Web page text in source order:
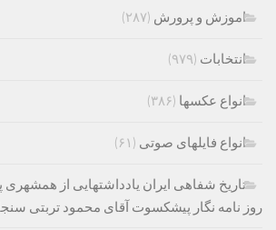
اموزش و پرورش (۲۸۷)
انتخابات (۹۷۹)
انواع عکسها (۳۸۶)
انواع فایلهای صوتی (۶۱)
تاریخ شفاهی ایران یادداشتهایی از همشهری
روز نامه نگار پیشکسوت آقای محمود تربتی